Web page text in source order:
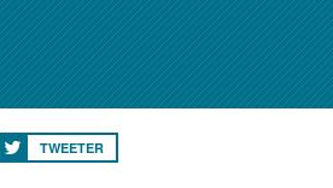
TWEETER